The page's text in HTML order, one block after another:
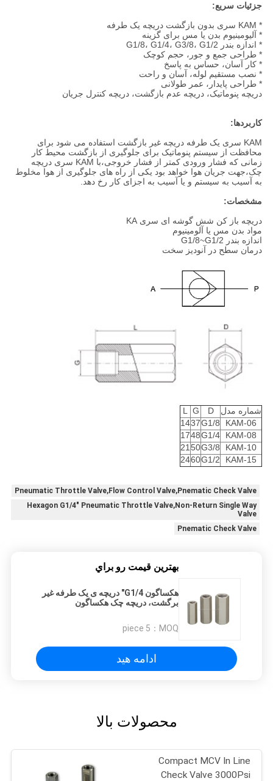
جزئیات سریع:
* KAM سری بدون بازگشت دریچه یک طرفه
* آلیومینیوم بدن یا مس برای گزینه
* اندازه بندر G1/8، G1/4، G3/8، G1/2
* طراحی جمع و جور، حجم کوچک
* کار آسان، حساس به پاسخ
* نصب مستقیم لوله، آسان و راحت
* طراحی پایدار، عمر طولانی
دریچه پنوماتیک، دریچه عدم بازگشت، دریچه کنترل جریان
کاربردها:
KAM سری یک طرفه دریچه غیر بازگشت استفاده می شود برای
محافظت از سیستم پنوماتیک برای جلوگیری از بازگشت محیط کار
زمانی که فشار ورودی کمتر از فشار خروجی،با KAM سری دریچه
چک،جهت جریان هوا خواهد بود یکی از راه های جلوگیری از هوا مخلوط
به آسیب به سیستم و یا آسیب به اجزای کار رخ دهد.
مشخصات:
دریچه باز کن شش گوشه ای سری KA
مواد بدن مس یا آلومینیوم
اندازه بندر G1/8~G1/2
درمان سطح در آنودیز سخت
شماره مدل D
G
L
KAM-06
G1/8
37
14
KAM-08
G1/4
48
17
KAM-10
G3/8
50
21
KAM-15
G1/2
60
24
Pneumatic Throttle Valve,Flow Control Valve,Pnematic Check Valve
Hexagon G1/4" Pneumatic Throttle Valve,Non-Return Single Way
Valve
Pnematic Check Valve
بهترين قيمت رو براي
هکساگون G1/4" دریچه ی یک طرفه غیر
برگشت، دریچه چک هکساگون
MOQ：
5 piece
ادامه هید
محصولات بالا
Compact MCV In Line
Check Valve 3000Psi